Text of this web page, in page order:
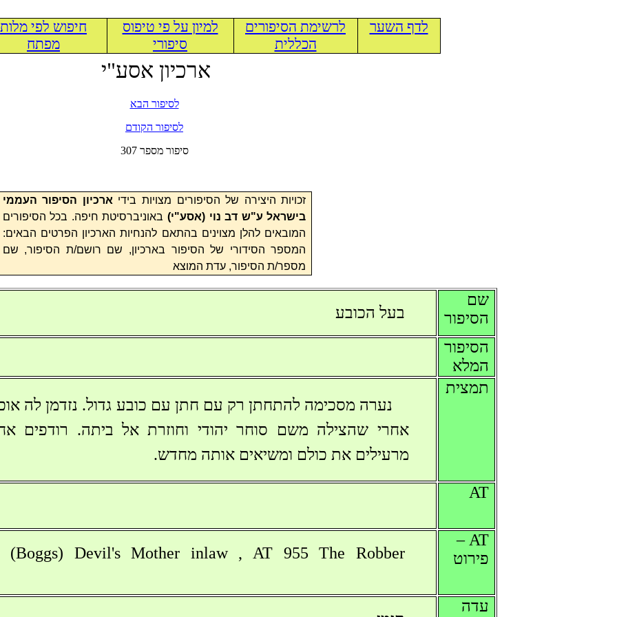
לדף השער
לרשימת הסיפורים
הכללית
למיון על פי טיפוס
סיפורי
חיפוש לפי מלות
מפתח
ארכיון אסע"י
לסיפור הבא
לסיפור הקודם
307 סיפור מספר
זכויות היצירה של הסיפורים מצויות בידי ארכיון הסיפור העממי
בישראל ע"ש דב נוי (אסע"י) באוניברסיטת חיפה. בכל הסיפורים
המובאים להלן מצוינים בהתאם להנחיות הארכיון הפרטים הבאים:
המספר הסידורי של הסיפור בארכיון, שם רושם/ת הסיפור, שם
מספר/ת הסיפור, עדת המוצא
בעל הכובע
שם
הסיפור
הסיפור
המלא
נערה מסכימה להתחתן רק עם חתן עם כובע גדול. נזדמן לה
אחרי שהצילה משם סוחר יהודי וחוזרת אל ביתה. רודפים
מרעילים את כולם ומשיאים אותה מחדש.
תמצית
AT
(Boggs) Devil's Mother inlaw , AT 955 The Robber
AT –
פירוט
עדה